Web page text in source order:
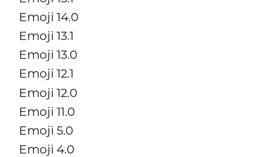
Emoji 14.0
Emoji 13.1
Emoji 13.0
Emoji 12.1
Emoji 12.0
Emoji 11.0
Emoji 5.0
Emoji 4.0